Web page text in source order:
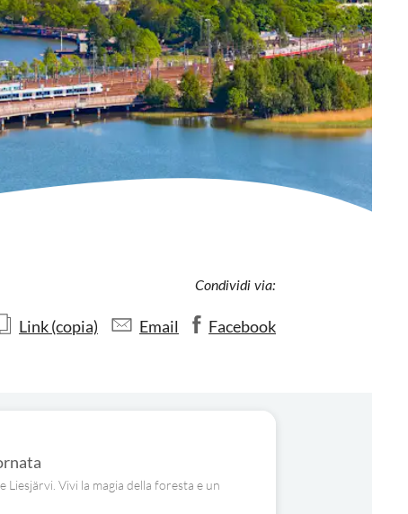
Condividi via:
Link (copia) Email Facebook
Vivi la magia della foresta e un